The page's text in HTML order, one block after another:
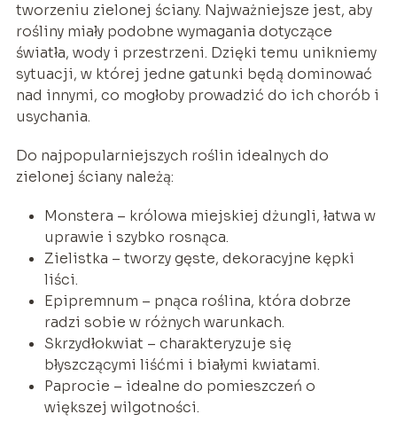
tworzeniu zielonej ściany. Najważniejsze jest, aby
rośliny miały podobne wymagania dotyczące
światła, wody i przestrzeni. Dzięki temu unikniemy
sytuacji, w której jedne gatunki będą dominować
nad innymi, co mogłoby prowadzić do ich chorób i
usychania.
Do najpopularniejszych roślin idealnych do
zielonej ściany należą:
Monstera – królowa miejskiej dżungli, łatwa w
uprawie i szybko rosnąca.
Zielistka – tworzy gęste, dekoracyjne kępki
liści.
Epipremnum – pnąca roślina, która dobrze
radzi sobie w różnych warunkach.
Skrzydłokwiat – charakteryzuje się
błyszczącymi liśćmi i białymi kwiatami.
Paprocie – idealne do pomieszczeń o
większej wilgotności.